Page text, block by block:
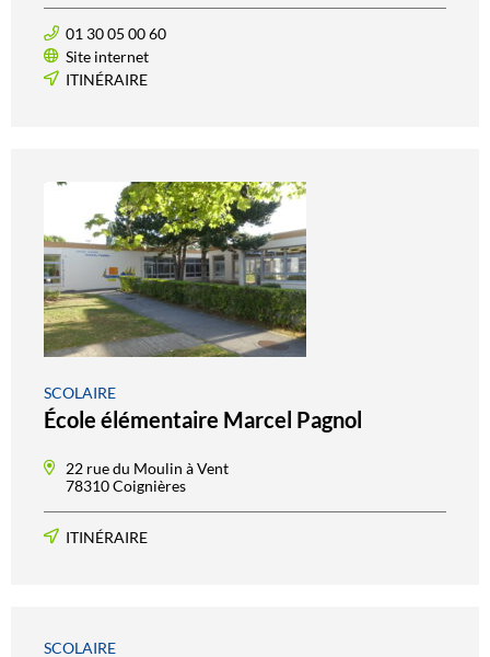
01 30 05 00 60
Site internet
ITINÉRAIRE
SCOLAIRE
École élémentaire Marcel Pagnol
22 rue du Moulin à Vent
78310 Coignières
ITINÉRAIRE
SCOLAIRE